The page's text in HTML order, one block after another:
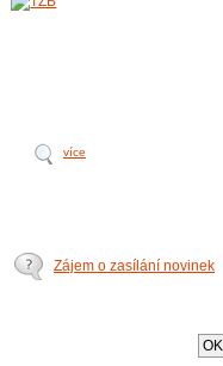
více
Zájem o zasílání novinek
OK